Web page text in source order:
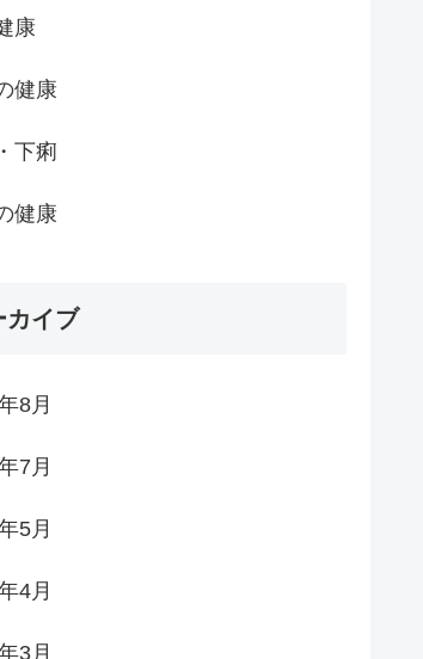
康
健康
下痢
健康
カイブ
8月
7月
5月
4月
3月